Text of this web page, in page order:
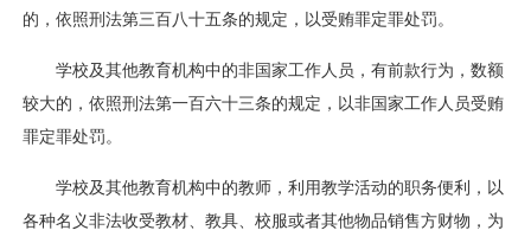
的，依照刑法第三百八十五条的规定，以受贿罪定罪处罚。
学校及其他教育机构中的非国家工作人员，有前款行为，数额
较大的，依照刑法第一百六十三条的规定，以非国家工作人员受贿
罪定罪处罚。
学校及其他教育机构中的教师，利用教学活动的职务便利，以
各种名义非法收受教材、教具、校服或者其他物品销售方财物，为